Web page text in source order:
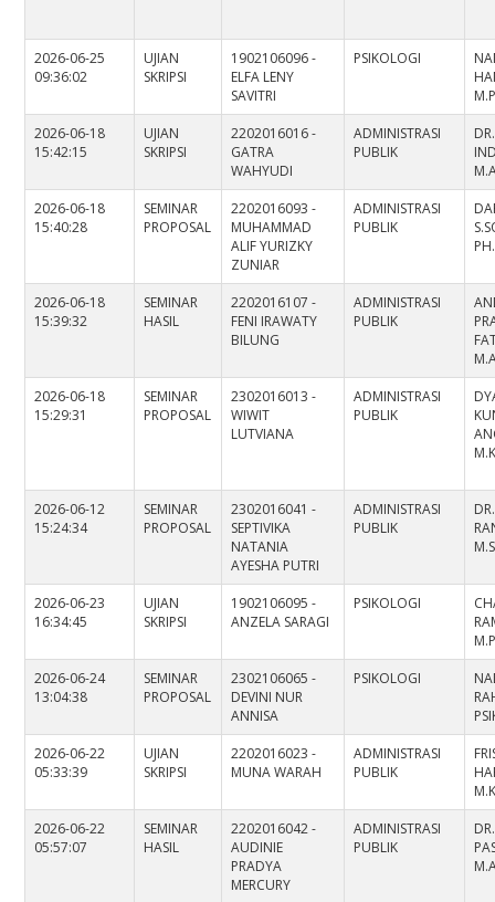
2026-06-25
09:36:02
UJIAN
SKRIPSI
1902106096 -
ELFA LENY
SAVITRI
PSIKOLOGI
2026-06-18
15:42:15
UJIAN
SKRIPSI
2202016016 -
GATRA
WAHYUDI
ADMINISTRASI
PUBLIK
2026-06-18
15:40:28
SEMINAR
PROPOSAL
2202016093 -
MUHAMMAD
ALIF YURIZKY
ZUNIAR
ADMINISTRASI
PUBLIK
2026-06-18
15:39:32
SEMINAR
HASIL
2202016107 -
FENI IRAWATY
BILUNG
ADMINISTRASI
PUBLIK
2026-06-18
15:29:31
SEMINAR
PROPOSAL
2302016013 -
WIWIT
LUTVIANA
ADMINISTRASI
PUBLIK
2026-06-12
15:24:34
SEMINAR
PROPOSAL
2302016041 -
SEPTIVIKA
NATANIA
AYESHA PUTRI
ADMINISTRASI
PUBLIK
2026-06-23
16:34:45
UJIAN
SKRIPSI
1902106095 -
ANZELA SARAGI
PSIKOLOGI
2026-06-24
13:04:38
SEMINAR
PROPOSAL
2302106065 -
DEVINI NUR
ANNISA
PSIKOLOGI
2026-06-22
05:33:39
UJIAN
SKRIPSI
2202016023 -
MUNA WARAH
ADMINISTRASI
PUBLIK
2026-06-22
05:57:07
SEMINAR
HASIL
2202016042 -
AUDINIE
PRADYA
MERCURY
ADMINISTRASI
PUBLIK